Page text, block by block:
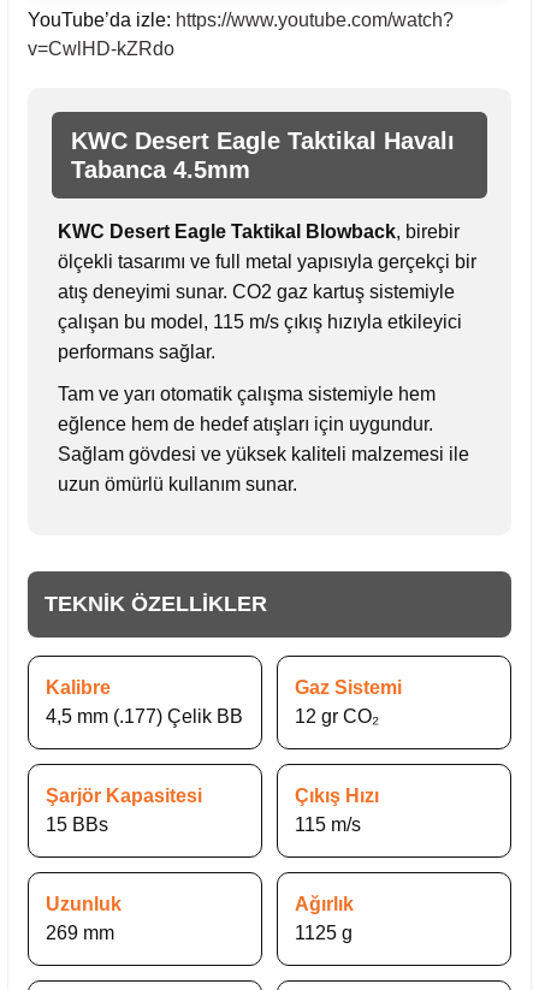
YouTube’da izle: https://www.youtube.com/watch?
v=CwlHD-kZRdo
KWC Desert Eagle Taktikal Havalı
Tabanca 4.5mm
KWC Desert Eagle Taktikal Blowback, birebir
ölçekli tasarımı ve full metal yapısıyla gerçekçi bir
atış deneyimi sunar. CO2 gaz kartuş sistemiyle
çalışan bu model, 115 m/s çıkış hızıyla etkileyici
performans sağlar.
Tam ve yarı otomatik çalışma sistemiyle hem
eğlence hem de hedef atışları için uygundur.
Sağlam gövdesi ve yüksek kaliteli malzemesi ile
uzun ömürlü kullanım sunar.
TEKNİK ÖZELLİKLER
Kalibre
4,5 mm (.177) Çelik BB
Gaz Sistemi
12 gr CO₂
Şarjör Kapasitesi
15 BBs
Çıkış Hızı
115 m/s
Uzunluk
269 mm
Ağırlık
1125 g